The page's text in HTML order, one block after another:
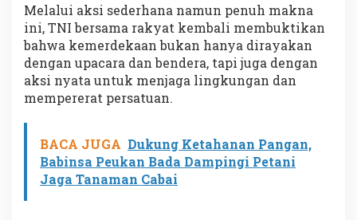
Melalui aksi sederhana namun penuh makna
ini, TNI bersama rakyat kembali membuktikan
bahwa kemerdekaan bukan hanya dirayakan
dengan upacara dan bendera, tapi juga dengan
aksi nyata untuk menjaga lingkungan dan
mempererat persatuan.
BACA JUGA Dukung Ketahanan Pangan,
Babinsa Peukan Bada Dampingi Petani
Jaga Tanaman Cabai